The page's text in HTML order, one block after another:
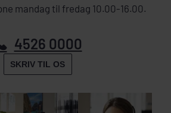
mandag til fredag 10.00-16.00.
4526 0000
SKRIV TIL OS